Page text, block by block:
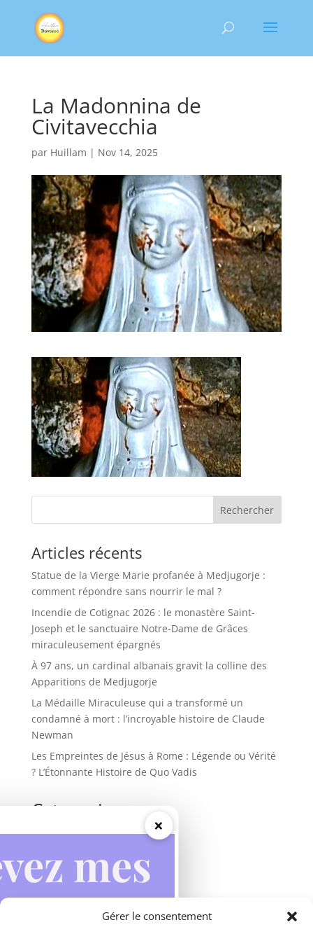
Gérer le consentement
La Madonnina de
Civitavecchia
par Huillam | Nov 14, 2025
Rechercher
Articles récents
Statue de la Vierge Marie profanée à Medjugorje :
comment répondre sans nourrir le mal ?
Incendie de Cotignac 2026 : le monastère Saint-
Joseph et le sanctuaire Notre-Dame de Grâces
miraculeusement épargnés
À 97 ans, un cardinal albanais gravit la colline des
Apparitions de Medjugorje
La Médaille Miraculeuse qui a transformé un
condamné à mort : l’incroyable histoire de Claude
Newman
Les Empreintes de Jésus à Rome : Légende ou Vérité
? L’Étonnante Histoire de Quo Vadis
Categories
Actualités
Inspirations
Miracles
×